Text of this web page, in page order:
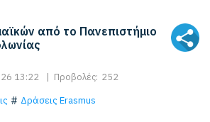
από το Πανεπιστήμιο
13:22 | Προβολές: 252
Δράσεις Erasmus